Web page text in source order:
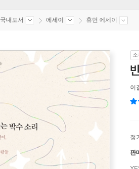
국내도서 에세이 휴먼 에세이
이
정
판